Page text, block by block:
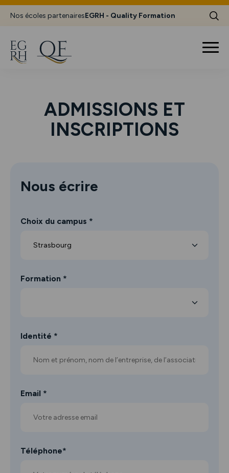
Nos écoles partenairesEGRH - Quality Formation
ADMISSIONS ET
INSCRIPTIONS
Nous écrire
Choix du campus *
Formation *
Identité *
Email *
Téléphone*